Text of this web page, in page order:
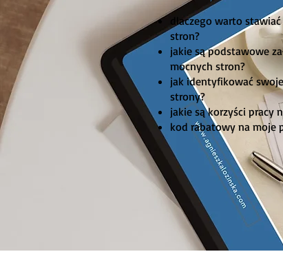
dlaczego warto
stron?
jakie są podstawowe
mocnych stron?
jak identyfikować
strony?
jakie są korzyści pracy
kod rabatowy na moje